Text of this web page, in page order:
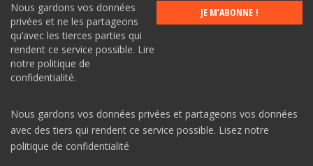
Nous gardons vos données
privées et ne les partageons
qu’avec les tierces parties qui
rendent ce service possible. Lire
notre politique de
confidentialité.
Nous gardons vos données privées et partageons vos données
avec des tiers qui rendent ce service possible. Lisez notre
politique de confidentialité